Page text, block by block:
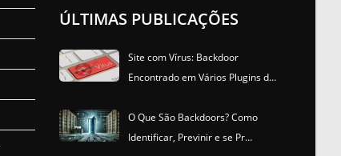
ÚLTIMAS PUBLICAÇÕES
Site com Vírus: Backdoor
Encontrado em Vários Plugins d…
O Que São Backdoors? Como
Identificar, Previnir e se Pr…